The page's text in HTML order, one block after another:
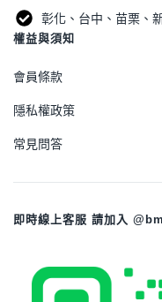
彰化、台中、苗栗、
權益與須知
會員條款
隱私權政策
常見問答
即時線上客服 請加入